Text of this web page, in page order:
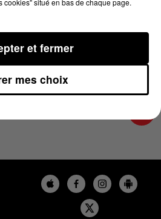
Toulouse
cookies" situé en bas de chaque page.
mes choix
et fermer